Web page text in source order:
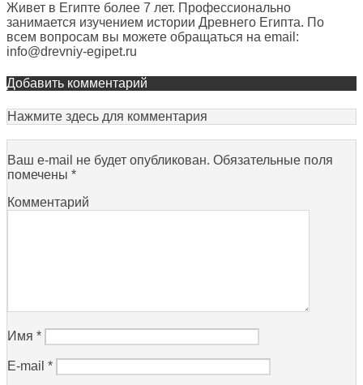
Живет в Египте более 7 лет. Профессионально
занимается изучением истории Древнего Египта. По
всем вопросам вы можете обращаться на email:
info@drevniy-egipet.ru
Добавить комментарий
Нажмите здесь для комментария
Ваш e-mail не будет опубликован. Обязательные поля
помечены *
Комментарий
Имя *
E-mail *